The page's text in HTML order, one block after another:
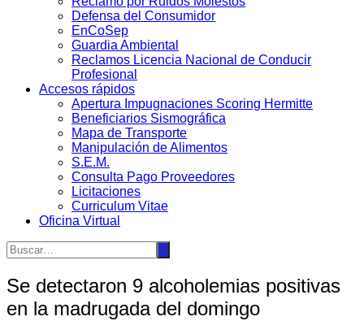
Defensa del Consumidor
EnCoSep
Guardia Ambiental
Reclamos Licencia Nacional de Conducir
Profesional
Accesos rápidos
Apertura Impugnaciones Scoring Hermitte
Beneficiarios Sismográfica
Mapa de Transporte
Manipulación de Alimentos
S.E.M.
Consulta Pago Proveedores
Licitaciones
Curriculum Vitae
Oficina Virtual
Se detectaron 9 alcoholemias positivas
en la madrugada del domingo